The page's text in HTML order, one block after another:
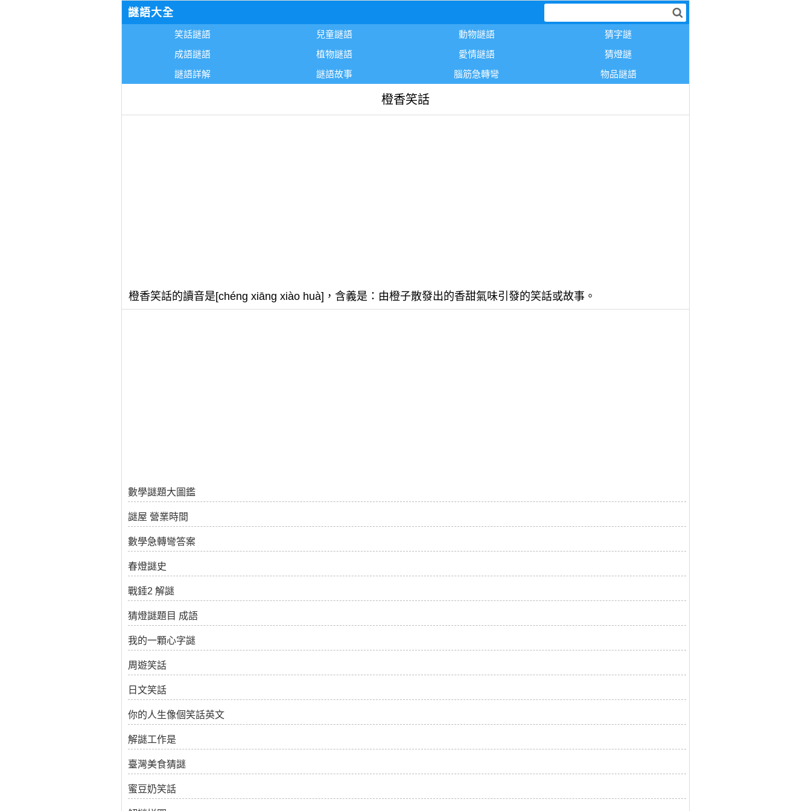
謎語大全
笑話謎語 兒童謎語 動物謎語
猜字謎
成語謎語
植物謎語 愛情謎語
猜燈謎
謎語詳解
謎語故事 腦筋急轉彎 物品謎語
橙香笑話
橙香笑話的讀音是[chéng xiāng xiào huà]，含義是：由橙子散發出的香甜氣味引發的笑話或故事。
數學謎題大圖鑑
謎屋 營業時間
數學急轉彎答案
春燈謎史
戰錘2 解謎
猜燈謎題目 成語
我的一顆心字謎
周遊笑話
日文笑話
你的人生像個笑話英文
解謎工作是
臺灣美食猜謎
蜜豆奶笑話